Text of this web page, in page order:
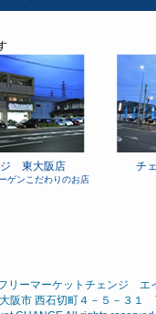
ジ 東大阪店
ゲンこだわりのお店
チ
リーマーケットチェンジ エ
大阪市 西石切町４－５－